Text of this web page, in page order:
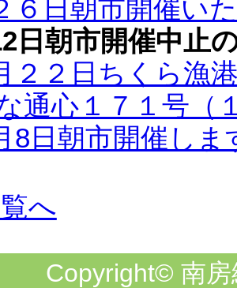
６日朝市開催い
日朝市開催中止
２２日ちくら漁
通心１７１号（
8日朝市開催しま
へ
Copyright© 南